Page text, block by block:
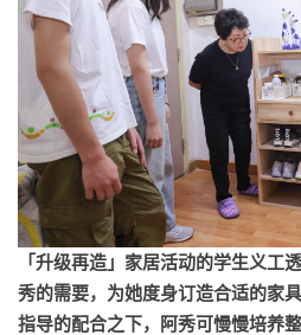
「升级再造」家居活动的学生义工
秀的需要，为她度身订造合适的家
指导的配合之下，阿秀可慢慢培养